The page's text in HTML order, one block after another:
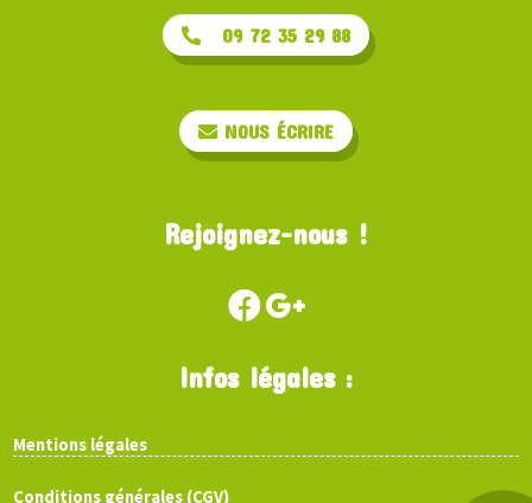
09 72 35 29 88
NOUS ÉCRIRE
Rejoignez-nous !
Infos légales :
Mentions légales
Conditions générales (CGV)